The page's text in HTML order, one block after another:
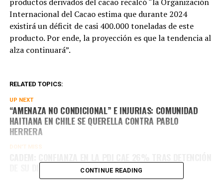
Internacional del Cacao estima que durante 2024
existirá un déficit de casi 400.000 toneladas de este
producto. Por ende, la proyección es que la tendencia al
alza continuará”.
RELATED TOPICS:
UP NEXT
“AMENAZA NO CONDICIONAL” E INJURIAS: COMUNIDAD
HAITIANA EN CHILE SE QUERELLA CONTRA PABLO
HERRERA
DON'T MISS
DE SU DIRECTOR
CONTINUE READING